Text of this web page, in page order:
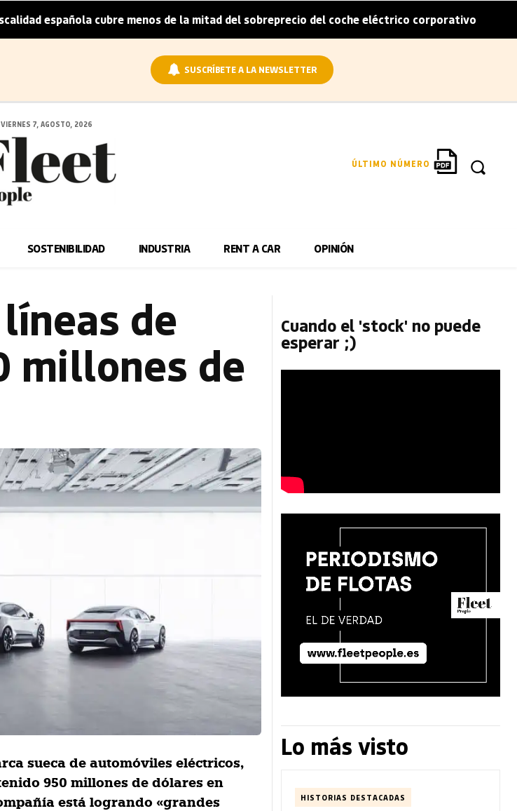
cubre menos de la mitad del sobreprecio del coche eléctrico corporativo | Arval
SUSCRÍBETE A LA NEWSLETTER
VIERNES 7, AGOSTO, 2026
ÚLTIMO NÚMERO
SOSTENIBILIDAD INDUSTRIA RENT A CAR OPINIÓN
de
millones de
sueca de automóviles eléctricos,
950 millones de dólares en
está logrando «grandes
Cuando el 'stock' no puede
esperar ;)
Lo más visto
HISTORIAS DESTACADAS